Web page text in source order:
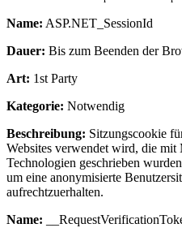
Name: ASP.NET_SessionId
Dauer: Bis zum Beenden der
Art: 1st Party
Kategorie: Notwendig
Beschreibung: Sitzungscookie
Websites verwendet wird, die
Technologien geschrieben
um eine anonymisierte
aufrechtzuerhalten.
Name: